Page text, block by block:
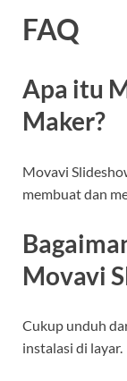
FAQ
Apa itu
Maker?
Movavi
membuat dan
Movavi
Cukup unduh
instalasi di layar.